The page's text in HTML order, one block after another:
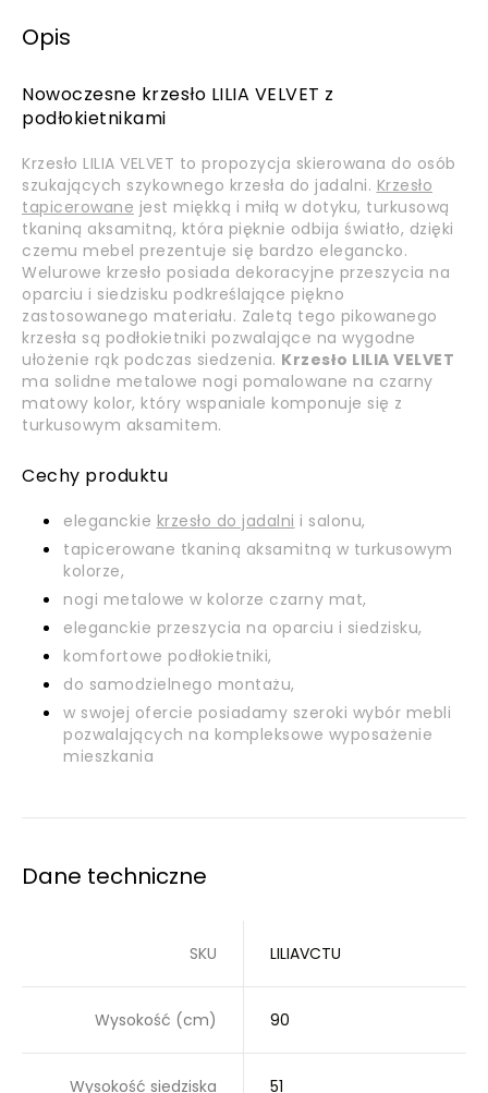
Opis
Nowoczesne krzesło LILIA VELVET z
podłokietnikami
Krzesło LILIA VELVET to propozycja skierowana do osób
szukających szykownego krzesła do jadalni. Krzesło
tapicerowane jest miękką i miłą w dotyku, turkusową
tkaniną aksamitną, która pięknie odbija światło, dzięki
czemu mebel prezentuje się bardzo elegancko.
Welurowe krzesło posiada dekoracyjne przeszycia na
oparciu i siedzisku podkreślające piękno
zastosowanego materiału. Zaletą tego pikowanego
krzesła są podłokietniki pozwalające na wygodne
ułożenie rąk podczas siedzenia. Krzesło LILIA VELVET
ma solidne metalowe nogi pomalowane na czarny
matowy kolor, który wspaniale komponuje się z
turkusowym aksamitem.
Cechy produktu
eleganckie krzesło do jadalni i salonu,
tapicerowane tkaniną aksamitną w turkusowym
kolorze,
nogi metalowe w kolorze czarny mat,
eleganckie przeszycia na oparciu i siedzisku,
komfortowe podłokietniki,
do samodzielnego montażu,
w swojej ofercie posiadamy szeroki wybór mebli
pozwalających na kompleksowe wyposażenie
mieszkania
Dane techniczne
SKU LILIAVCTU
Wysokość (cm) 90
Wysokość siedziska 51